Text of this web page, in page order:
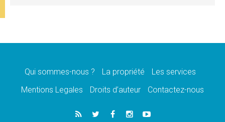
07.08.2026
07.08.2026
lancement des «dix jours de prière pour la
paix»
06.08.2026
Préparatifs des JMJ 2027 à Séoul: «c'est
Qui sommes-nous ? La propriété
Les services
Mentions Legales
Droits d’auteur Contactez-nous